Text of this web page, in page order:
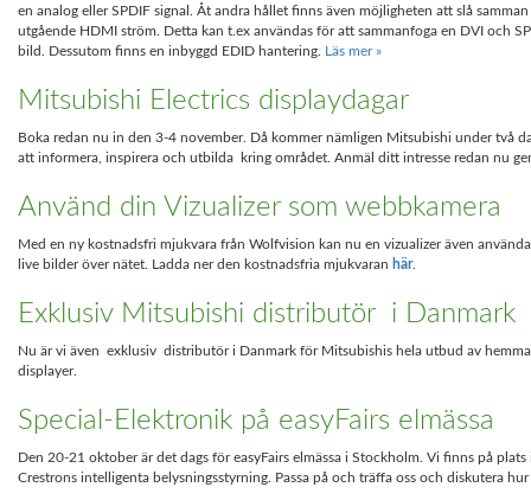
en analog eller SPDIF signal. Åt andra hållet finns även möjligheten att slå
utgående HDMI ström. Detta kan t.ex användas för att sammanfoga en DVI och
bild. Dessutom finns en inbyggd EDID hantering. Läs mer »
Mitsubishi Electrics displaydagar
Boka redan nu in den 3-4 november. Då kommer nämligen Mitsubishi under två
att informera, inspirera och utbilda kring området. Anmäl ditt intresse redan nu
Använd din Vizualizer som webbkamera
Med en ny kostnadsfri mjukvara från Wolfvision kan nu en vizualizer även
live bilder över nätet. Ladda ner den kostnadsfria mjukvaran här.
Exklusiv Mitsubishi distributör i Danmark
Nu är vi även exklusiv distributör i Danmark för Mitsubishis hela utbud av
displayer.
Special-Elektronik på easyFairs elmässa
Den 20-21 oktober är det dags för easyFairs elmässa i Stockholm. Vi finns på
Crestrons intelligenta belysningsstyrning. Passa på och träffa oss och diskutera